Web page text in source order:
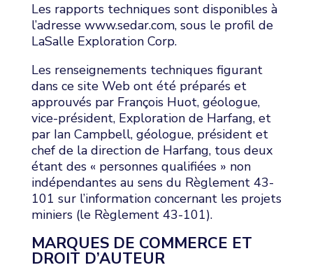
Les rapports techniques sont disponibles à
l’adresse www.sedar.com, sous le profil de
LaSalle Exploration Corp.
Les renseignements techniques figurant
dans ce site Web ont été préparés et
approuvés par François Huot, géologue,
vice-président, Exploration de Harfang, et
par Ian Campbell, géologue, président et
chef de la direction de Harfang, tous deux
étant des « personnes qualifiées » non
indépendantes au sens du Règlement 43-
101 sur l’information concernant les projets
miniers (le Règlement 43-101).
MARQUES DE COMMERCE ET
DROIT D’AUTEUR